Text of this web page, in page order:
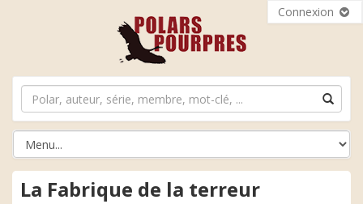
Connexion
La Fabrique de la terreur